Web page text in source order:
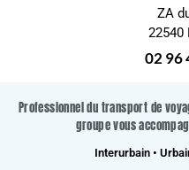
ZA
22540
02 96
Professionnel du transport de
groupe vous
Interurbain •